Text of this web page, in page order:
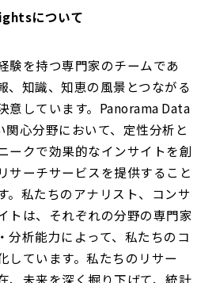
について
験を持つ専門家のチームであ
、知識、知恵の風景とつながる
意しています。Panorama Data
心分野において、定性分析と
ークで効果的なインサイトを創
サーチサービスを提供すること
。私たちのアナリスト、コンサ
トは、それぞれの分野の専門家
分析能力によって、私たちのコ
しています。私たちのリサー
、未来を深く掘り下げて、統計